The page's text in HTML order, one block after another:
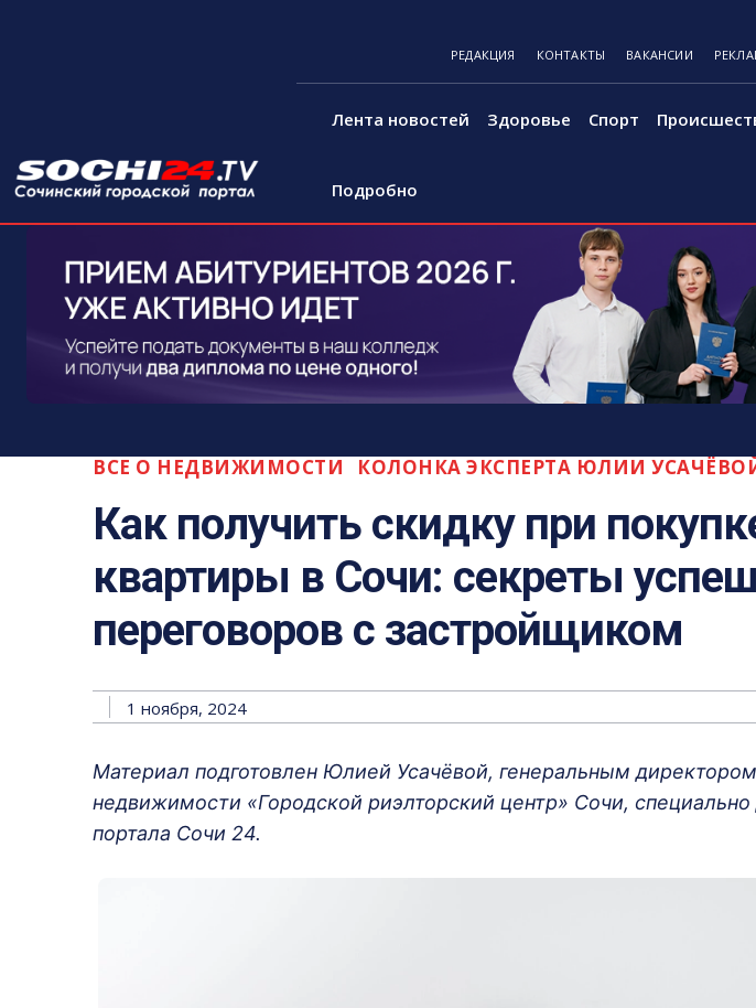
РЕДАКЦИЯ КОНТАКТЫ ВАКАНСИИ
Лента новостей Здоровье Спорт
Подробно
ВСЕ О НЕДВИЖИМОСТИ КОЛОНКА ЭКСПЕРТА ЮЛИИ
Как получить скидку при
квартиры в Сочи: секреты
переговоров с застройщиком
1 ноября, 2024
Материал подготовлен Юлией Усачёвой, генеральным директором
недвижимости «Городской риэлторский центр» Сочи, специально
портала Сочи 24.